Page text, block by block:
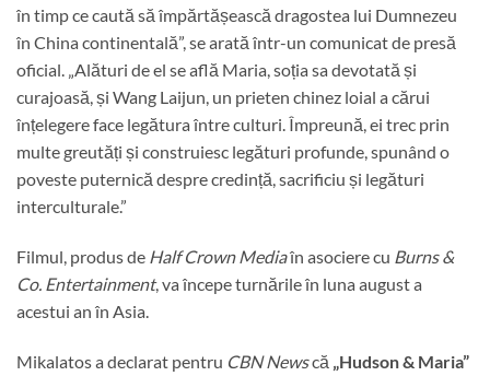
în timp ce caută să împărtășească dragostea lui Dumnezeu
în China continentală”, se arată într-un comunicat de presă
oficial. „Alături de el se află Maria, soția sa devotată și
curajoasă, și Wang Laijun, un prieten chinez loial a cărui
înțelegere face legătura între culturi. Împreună, ei trec prin
multe greutăți și construiesc legături profunde, spunând o
poveste puternică despre credință, sacrificiu și legături
interculturale.”
Filmul, produs de Half Crown Mediaîn asociere cu Burns &
Co. Entertainment, va începe turnările în luna august a
acestui an în Asia.
Mikalatos a declarat pentru CBN Newscă „Hudson & Maria”